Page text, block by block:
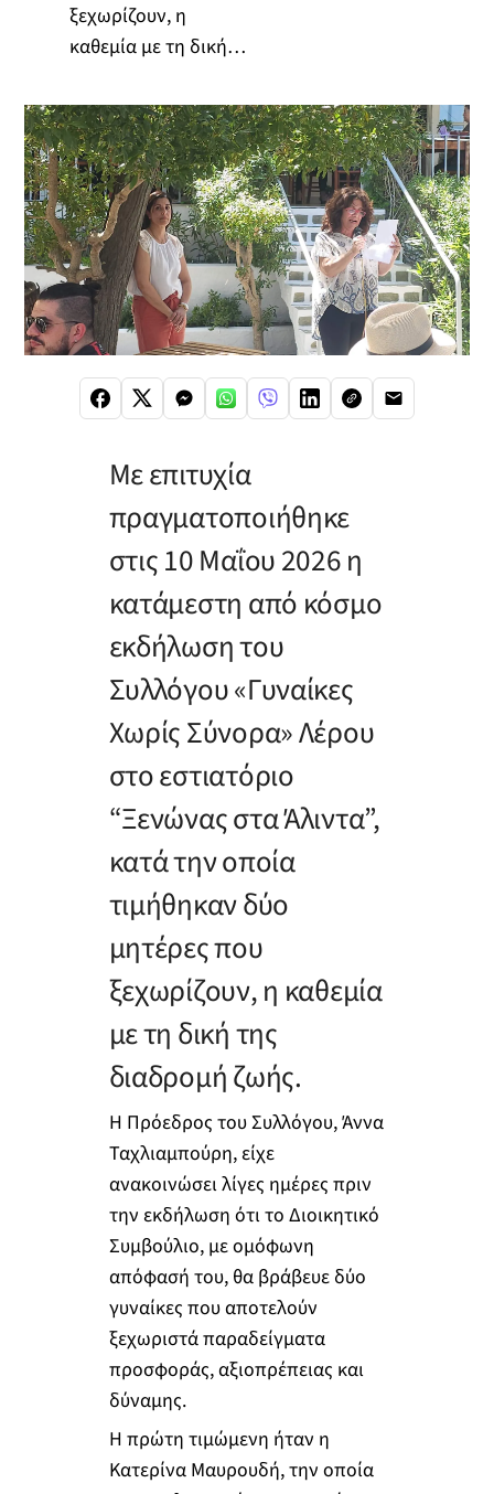
ξεχωρίζουν, η
καθεμία με τη δική…
Με επιτυχία
πραγματοποιήθηκε
στις 10 Μαΐου 2026 η
κατάμεστη από κόσμο
εκδήλωση του
Συλλόγου «Γυναίκες
Χωρίς Σύνορα» Λέρου
στο εστιατόριο
“Ξενώνας στα Άλιντα”,
κατά την οποία
τιμήθηκαν δύο
μητέρες που
ξεχωρίζουν, η καθεμία
με τη δική της
διαδρομή ζωής.
Η Πρόεδρος του Συλλόγου, Άννα
Ταχλιαμπούρη, είχε
ανακοινώσει λίγες ημέρες πριν
την εκδήλωση ότι το Διοικητικό
Συμβούλιο, με ομόφωνη
απόφασή του, θα βράβευε δύο
γυναίκες που αποτελούν
ξεχωριστά παραδείγματα
προσφοράς, αξιοπρέπειας και
δύναμης.
Η πρώτη τιμώμενη ήταν η
Κατερίνα Μαυρουδή, την οποία